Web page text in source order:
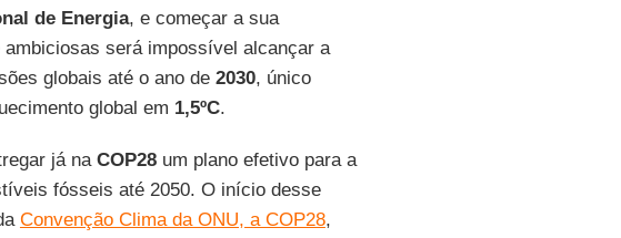
de Energia, e começar a sua
será impossível alcançar a
globais até o ano de 2030, único
global em 1,5ºC.
já na COP28um plano efetivo para a
fósseis até 2050. O início desse
Convenção Clima da ONU, a COP28,